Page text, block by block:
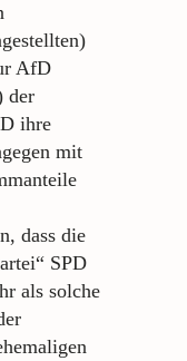
AfD
der
ihre
mit
dass die
SPD
als solche